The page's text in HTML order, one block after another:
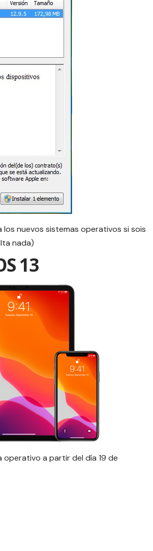
nuevos sistemas operativos si sois
nada)
13
a partir del día 19 de